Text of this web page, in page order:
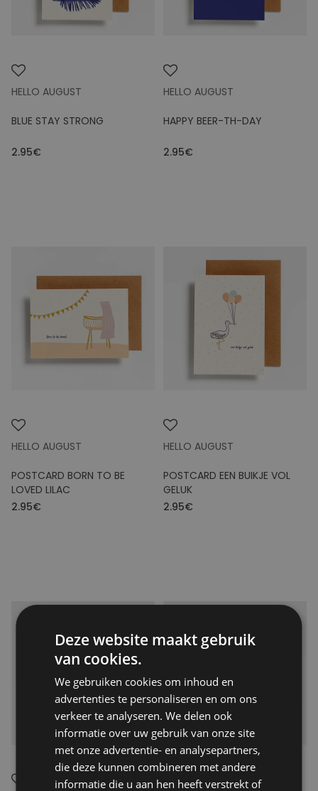
HELLO AUGUST
BLUE STAY STRONG
2.95€
HELLO AUGUST
HAPPY BEER-TH-DAY
2.95€
HELLO AUGUST
POSTCARD BORN TO BE
LOVED LILAC
2.95€
HELLO AUGUST
POSTCARD EEN BUIKJE VOL
GELUK
2.95€
Deze website maakt gebruik
van cookies.
We gebruiken cookies om inhoud en
advertenties te personaliseren en om ons
verkeer te analyseren. We delen ook
informatie over uw gebruik van onze site
met onze advertentie- en analysepartners,
die deze kunnen combineren met andere
informatie die u aan hen heeft verstrekt of